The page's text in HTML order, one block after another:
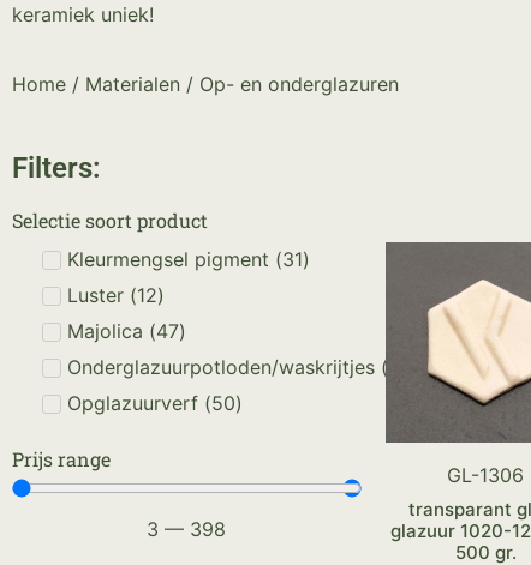
keramiek uniek!
Home / Materialen / Op- en onderglazuren
Filters:
Selectie soort product
Kleurmengsel pigment (31)
Luster (12)
Majolica (47)
Onderglazuurpotloden/waskrijtjes (
Opglazuurverf (50)
Prijs range
3 — 398
GL-1306
transparant
glazuur 1020-
500 gr.